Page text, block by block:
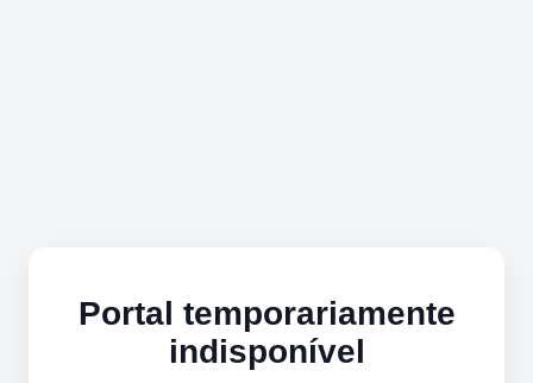
Portal temporariamente
indisponível